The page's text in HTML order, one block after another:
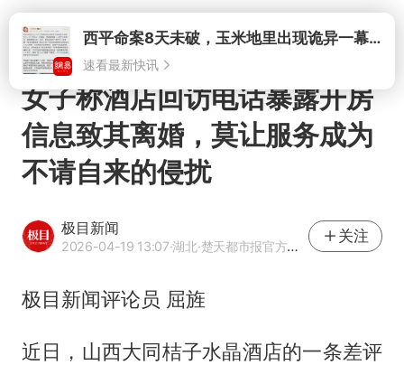
打开西平命案8天未破，玉米地里出现诡异一幕，我突然想起了欧金中
速看最新快讯
女子称酒店回访电话暴露开房
信息致其离婚，莫让服务成为
不请自来的侵扰
极目新闻
2026-04-19 13:07·湖北·楚天都市报官方网易号
关注
极目新闻评论员 屈旌
近日，山西大同桔子水晶酒店的一条差评